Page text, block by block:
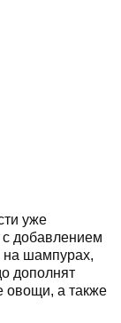
уже
добавлением
на шампурах,
дополнят
овощи, а также